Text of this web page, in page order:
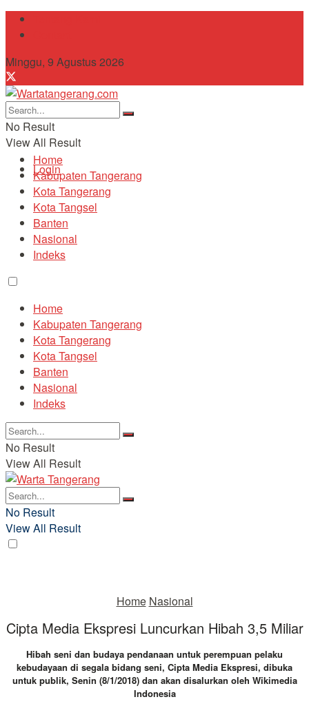
Minggu, 9 Agustus 2026
No Result
View All Result
Login
Home
Kabupaten Tangerang
Kota Tangerang
Kota Tangsel
Banten
Nasional
Indeks
Home
Kabupaten Tangerang
Kota Tangerang
Kota Tangsel
Banten
Nasional
Indeks
No Result
View All Result
No Result
View All Result
Home Nasional
Cipta Media Ekspresi Luncurkan Hibah 3,5 Miliar
Hibah seni dan budaya pendanaan untuk perempuan pelaku
kebudayaan di segala bidang seni, Cipta Media Ekspresi, dibuka
untuk publik, Senin (8/1/2018) dan akan disalurkan oleh Wikimedia
Indonesia